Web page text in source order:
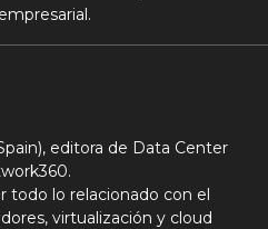
editora de Data Center
todo lo relacionado con el
virtualización y cloud